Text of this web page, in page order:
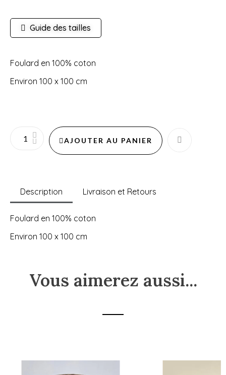
Guide des tailles
Foulard en 100% coton
Environ 100 x 100 cm
AJOUTER AU PANIER
Description Livraison et Retours
Foulard en 100% coton
Environ 100 x 100 cm
Vous aimerez aussi...